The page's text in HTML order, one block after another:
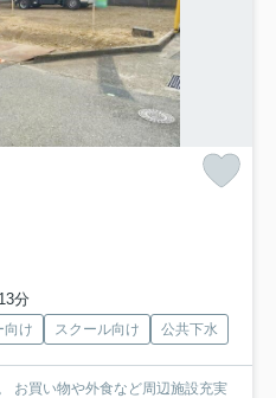
分
向け スクール向け 公共下水
お買い物や外食など周辺施設充実